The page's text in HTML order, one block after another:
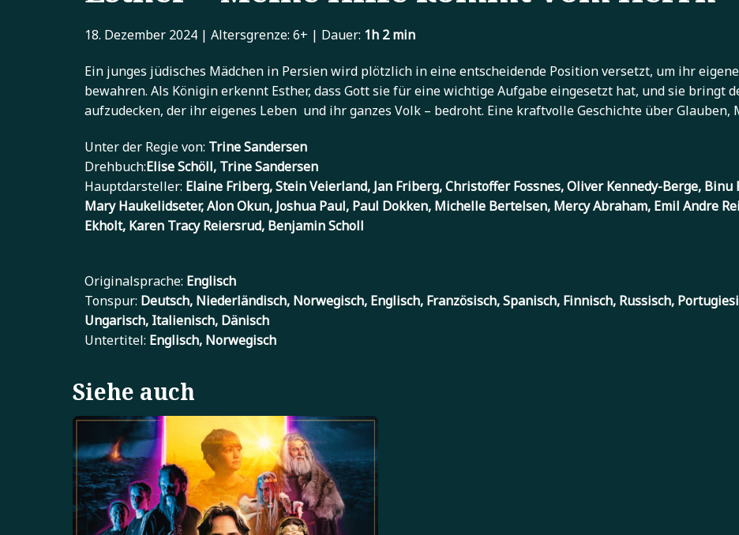
18. Dezember 2024 | Altersgrenze: 6+ | Dauer: 1h 2 min
Ein junges jüdisches Mädchen in Persien wird plötzlich in eine entscheidende Position versetzt, um ihr
bewahren. Als Königin erkennt Esther, dass Gott sie für eine wichtige Aufgabe eingesetzt hat, und sie bringt
aufzudecken, der ihr eigenes Leben und ihr ganzes Volk – bedroht. Eine kraftvolle Geschichte über Glauben,
Unter der Regie von: Trine Sandersen
Drehbuch:Elise Schöll, Trine Sandersen
Hauptdarsteller: Elaine Friberg, Stein Veierland, Jan Friberg, Christoffer Fossnes, Oliver Kennedy-Berge, Binu
Mary Haukelidseter, Alon Okun, Joshua Paul, Paul Dokken, Michelle Bertelsen, Mercy Abraham, Emil Andre
Ekholt, Karen Tracy Reiersrud, Benjamin Scholl
Originalsprache: Englisch
Tonspur: Deutsch, Niederländisch, Norwegisch, Englisch, Französisch, Spanisch, Finnisch, Russisch,
Ungarisch, Italienisch, Dänisch
Untertitel: Englisch, Norwegisch
Siehe auch